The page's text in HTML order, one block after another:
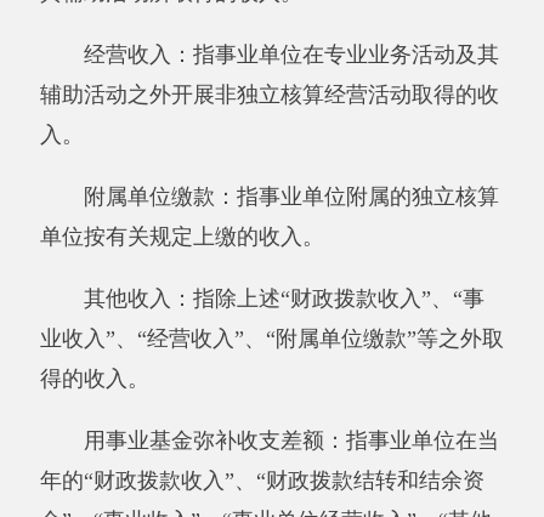
务接待（含外宾接待）支出。
务的各项资金，包括办公及印刷费、邮电费、差
旅费、会议费、福利费、日常维修费、专用材料
取暖费、办公用房物业管理费、公务用车运行维
护费以及其他费用。
本单位支出功能分类说明。
205（类）02（款）03（项）：指初中教育
208（类）05（款）05 （项）：指 机关事业